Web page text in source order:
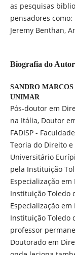
as pesquisas
pensadores
Jeremy Benthan,
Biografia do Autor
SANDRO MARCOS
UNIMAR
Pós-doutor em
na Itália, Doutor
FADISP -
Teoria do Direito e
Universitário
pela Instituição
Especialização
Instituição Toledo
Especialização
Instituição Toledo
professor
Doutorado em